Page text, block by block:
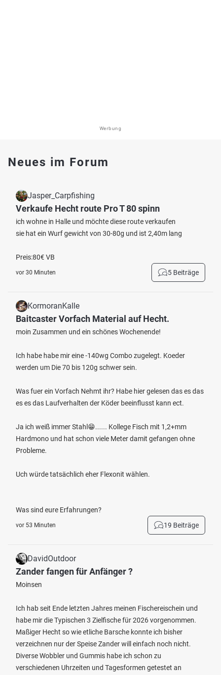
Werbung
Neues im Forum
Jasper_Carpfishing
Verkaufe Hecht route Pro T 80 spinn
ich wohne in Halle und möchte diese route verkaufen
sie hat ein Wurf gewicht von 30-80g und ist 2,40m lang
Preis:80€ VB
vor 30 Minuten 5 Beiträge
KormoranKalle
Baitcaster Vorfach Material auf Hecht.
moin Zusammen und ein schönes Wochenende!
Ich habe habe mir eine -140wg Combo zugelegt. Koeder
werden um Die 70 bis 120g schwer sein.
Was fuer ein Vorfach Nehmt ihr? Habe hier gelesen das es das
es es das Laufverhalten der Köder beeinflusst kann ect.
Ja ich weiß immer Stahl😁...... Kollege Fisch mit 1,2+mm
Hardmono und hat schon viele Meter damit gefangen ohne
Probleme.
Uch würde tatsächlich eher Flexonit wählen.
Was sind eure Erfahrungen?
vor 53 Minuten 19 Beiträge
DavidOutdoor
Zander fangen für Anfänger ?
Moinsen
Ich hab seit Ende letzten Jahres meinen Fischereischein und
habe mir die Typischen 3 Zielfische für 2026 vorgenommen.
Maßiger Hecht so wie etliche Barsche konnte ich bisher
verzeichnen nur der Speise Zander will einfach noch nicht.
Diverse Wobbler und Gummis habe ich schon zu
verschiedenen Uhrzeiten und Tagesformen getestet an